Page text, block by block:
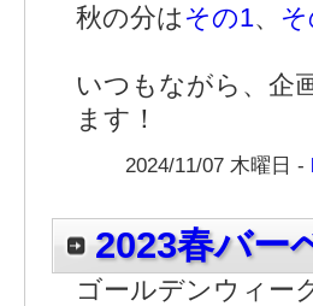
秋の分は その1、
いつもながら、企
ます！
2024/11/07 木曜日 -
2023春バー
ゴールデンウィー